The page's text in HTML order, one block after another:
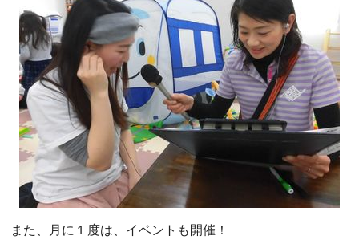
また、月に１度は、イベントも開催！